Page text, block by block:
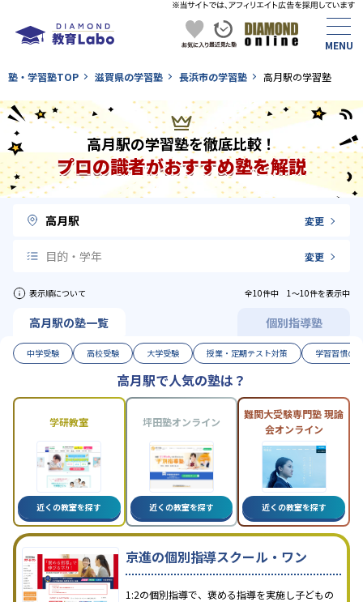
塾・学習塾TOP 滋賀県の学習塾 長浜市の学習塾 高月駅の学習塾
高月駅の学習塾を徹底比較！
プロの識者がおすすめ塾を解説
高月駅 変更
目的・学年 変更
表示順について 全10件中 1〜10件を表示中
高月駅の塾一覧 個別指導塾
中学受験 高校受験 大学受験 授業・定期テスト対策 学習習慣の
高月駅で人気の塾は？
学研教室
近くの教室を探す
坪田塾オンライン
近くの教室を探す
難関大受験専門塾 現論
会オンライン
近くの教室を探す
京進の個別指導スクール・ワン
1:2の個別指導で、褒める指導を実施し子どもの